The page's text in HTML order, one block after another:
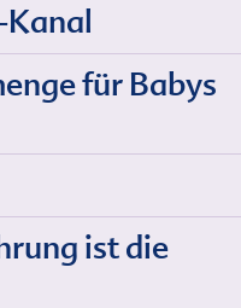
für Babys
ist die